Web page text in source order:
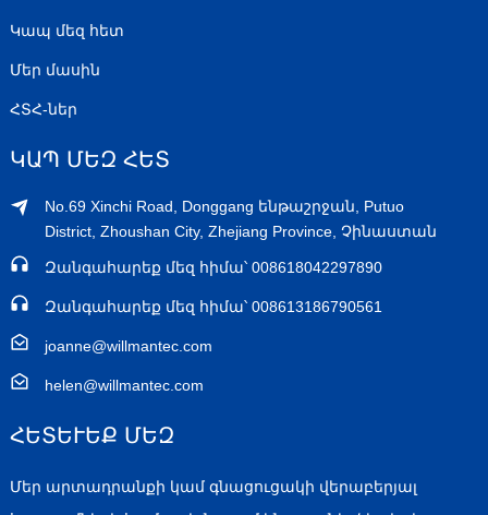
Կապ մեզ հետ
Մեր մասին
ՀՏՀ-ներ
ԿԱՊ ՄԵԶ ՀԵՏ
No.69 Xinchi Road, Donggang ենթաշրջան, Putuo
District, Zhoushan City, Zhejiang Province, Չինաստան
Զանգահարեք մեզ հիմա՝ 008618042297890
Զանգահարեք մեզ հիմա՝ 008613186790561
joanne@willmantec.com
helen@willmantec.com
ՀԵՏԵՒԵՔ ՄԵԶ
Մեր արտադրանքի կամ գնացուցակի վերաբերյալ